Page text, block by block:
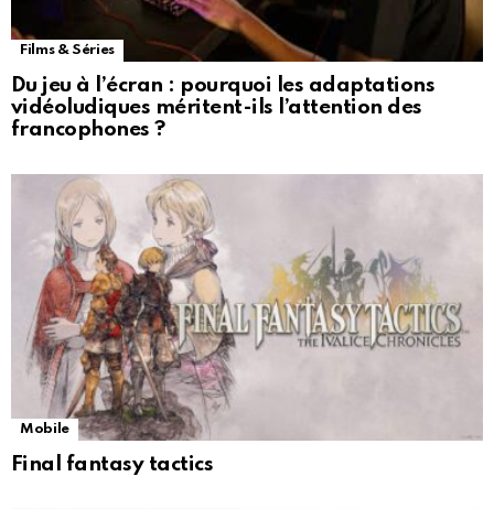
Films & Séries
Du jeu à l’écran : pourquoi les adaptations
vidéoludiques méritent-ils l’attention des
francophones ?
Mobile
Final fantasy tactics